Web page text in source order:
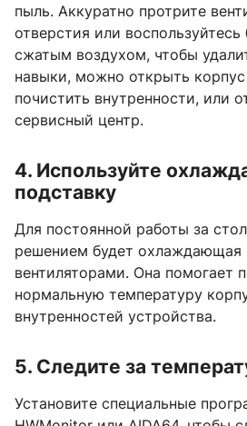
пыль. Аккуратно протрите
отверстия или
сжатым воздухом, чтобы
навыки, можно открыть
почистить внутренности, или
сервисный центр.
4. Используйте
подставку
Для постоянной работы за
решением будет охлаждающая
вентиляторами. Она помогает
нормальную температуру
внутренностей устройства.
5. Следите за
Установите специальные